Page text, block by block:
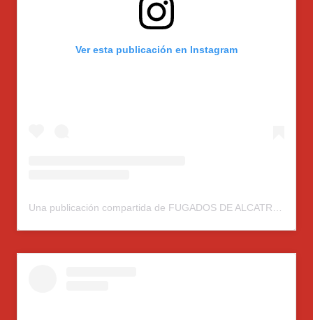
Ver esta publicación en Instagram